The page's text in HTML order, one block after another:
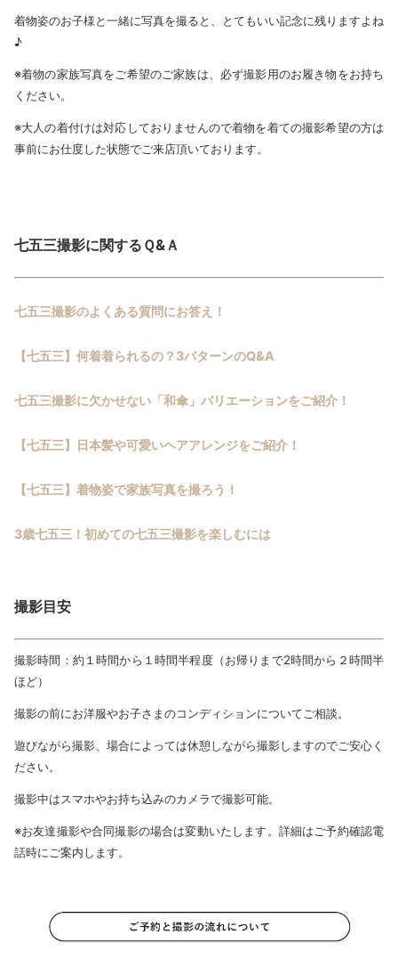
着物姿のお子様と一緒に写真を撮ると、とてもいい記念に残りますよね
♪
※着物の家族写真をご希望のご家族は、必ず撮影用のお履き物をお持ち
ください。
※大人の着付けは対応しておりませんので着物を着ての撮影希望の方は
事前にお仕度した状態でご来店頂いております。
七五三撮影に関するＱ&Ａ
七五三撮影のよくある質問にお答え！
【七五三】何着着られるの？3パターンのQ&A
七五三撮影に欠かせない「和傘」バリエーションをご紹介！
【七五三】日本髪や可愛いヘアアレンジをご紹介！
【七五三】着物姿で家族写真を撮ろう！
3歳七五三！初めての七五三撮影を楽しむには
撮影目安
撮影時間：約１時間から１時間半程度（お帰りまで2時間から２時間半
ほど）
撮影の前にお洋服やお子さまのコンディションについてご相談。
遊びながら撮影、場合によっては休憩しながら撮影しますのでご安心く
ださい。
撮影中はスマホやお持ち込みのカメラで撮影可能。
※お友達撮影や合同撮影の場合は変動いたします。詳細はご予約確認電
話時にご案内します。